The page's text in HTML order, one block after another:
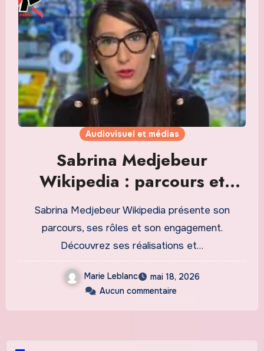
Audiovisuel et médias
Sabrina Medjebeur
Wikipedia : parcours et
actualités
Sabrina Medjebeur Wikipedia présente son
parcours, ses rôles et son engagement.
Découvrez ses réalisations et…
Marie Leblanc
mai 18, 2026
Aucun commentaire